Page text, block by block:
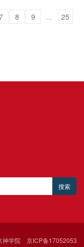
8 9 ...
25
神学院 京ICP备17052053